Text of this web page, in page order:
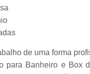
de uma forma
para Banheiro e Box